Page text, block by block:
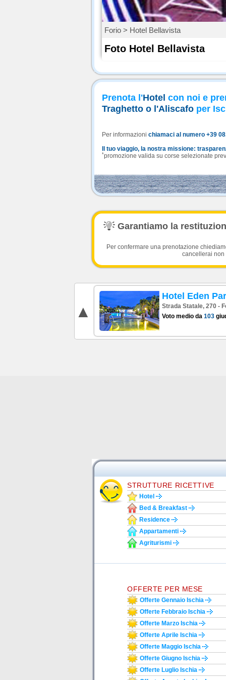
Forio > Hotel Bellavista
Foto Hotel Bellavista
Prenota l'Hotel con noi e
Traghetto o l'Aliscafo per
Per informazioni chiamaci al numero +39
Il tuo viaggio, la nostra missione:
*promozione valida su corse selezionate
Garantiamo la
Per confermare una prenotazione
cancellerai non
Hotel Eden
Strada Statale, 270 -
Voto medio da 103
STRUTTURE RICETTIVE
Hotel
Bed & Breakfast
Residence
Appartamenti
Agriturismi
OFFERTE PER MESE
Offerte Gennaio Ischia
Offerte Febbraio Ischia
Offerte Marzo Ischia
Offerte Aprile Ischia
Offerte Maggio Ischia
Offerte Giugno Ischia
Offerte Luglio Ischia